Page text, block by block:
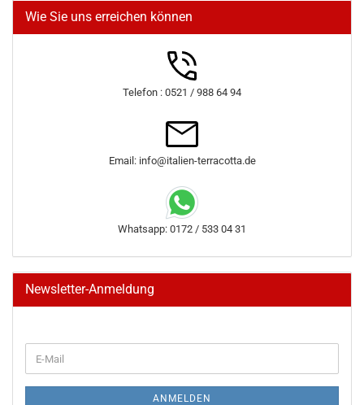
Wie Sie uns erreichen können
Telefon : 0521 / 988 64 94
Email: info@italien-terracotta.de
Whatsapp: 0172 / 533 04 31
Newsletter-Anmeldung
ZUR
E-
Mail
ANMELDEN